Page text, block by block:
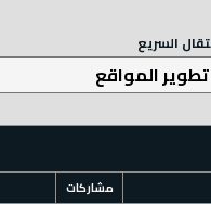
السريع
مشاركات